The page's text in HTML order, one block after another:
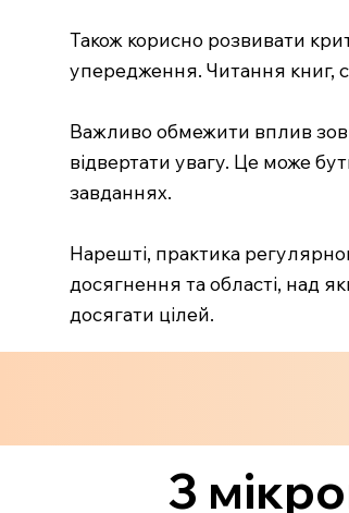
Також корисно розвивати
упередження. Читання книг,
Важливо обмежити вплив
відвертати увагу. Це може
завданнях.
Нарешті, практика
досягнення та області, над
досягати цілей.
3